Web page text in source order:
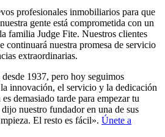
profesionales inmobiliarios para que
gente está comprometida con un
familia Judge Fite. Nuestros clientes
continuará nuestra promesa de servicio
extraordinarias.
1937, pero hoy seguimos
innovación, el servicio y la dedicación
demasiado tarde para empezar tu
nuestro fundador en una de sus
El resto es fácil». Únete a